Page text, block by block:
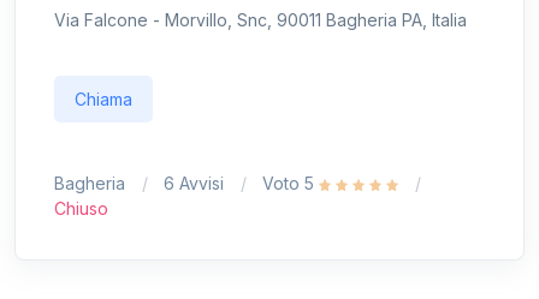
Via Falcone - Morvillo, Snc, 90011 Bagheria PA, Italia
Chiama
Bagheria 6 Avvisi
Voto 5
Chiuso